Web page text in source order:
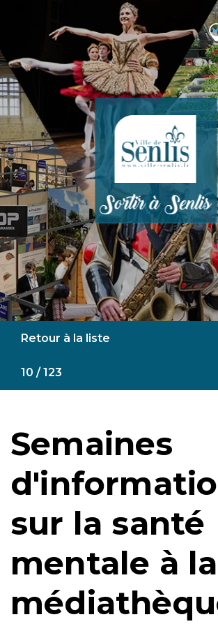
Retour à la liste
10 / 123
Semaines
sur la santé
mentale à la